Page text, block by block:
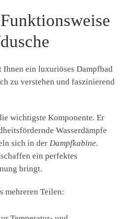
Ihnen ein luxuriöses Dampfbad
zu verstehen und faszinierend
wichtigste Komponente. Er
Wasserdämpfe
sich in der Dampfkabine.
ein perfektes
bringt.
mehreren Teilen: